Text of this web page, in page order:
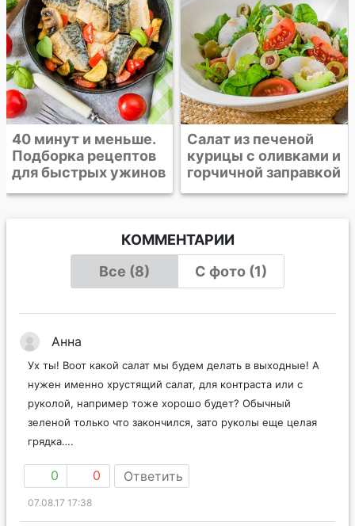
Салат из печеной
курицы с оливками и
горчичной заправкой
КОММЕНТАРИИ
Все (8)
С фото (1)
Анна
Ух ты! Воот какой салат мы будем делать в выходные! А
нужен именно хрустящий салат, для контраста или с
руколой, например тоже хорошо будет? Обычный
зеленой только что закончился, зато руколы еще целая
грядка….
0 0 Ответить
07.08.17 17:38